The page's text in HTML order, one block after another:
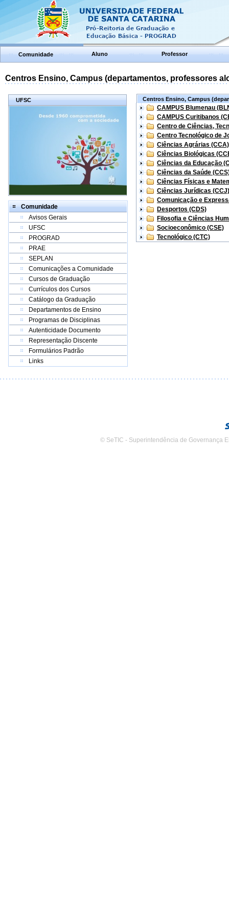
Comunidade Aluno Professor
Centros Ensino, Campus (departamentos, professores
UFSC
Comunidade
Avisos Gerais
UFSC
PROGRAD
PRAE
SEPLAN
Comunicações a Comunidade
Cursos de Graduação
Currículos dos Cursos
Catálogo da Graduação
Departamentos de Ensino
Programas de Disciplinas
Autenticidade Documento
Representação Discente
Formulários Padrão
Links
Centros Ensino, Campus
CAMPUS Blumenau
CAMPUS Curitibanos
Centro de Ciências,
Centro Tecnológico de
Ciências Agrárias (CCA)
Ciências Biológicas
Ciências da Educação
Ciências da Saúde
Ciências Físicas e
Ciências Jurídicas (CCJ)
Comunicação e
Desportos (CDS)
Filosofia e Ciências
Socioeconômico (CSE)
Tecnológico (CTC)
© SeTIC - Superintendência de Governança